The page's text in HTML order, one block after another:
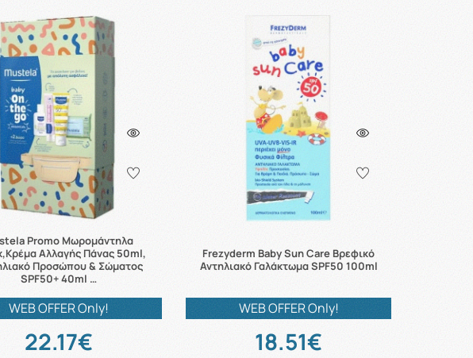
Promo Μωρομάντηλα
Αλλαγής Πάνας 50ml,
Προσώπου & Σώματος
SPF50+ 40ml …
WEB OFFER Only!
22.17€
Frezyderm Baby Sun Care Βρεφικό
Αντηλιακό Γαλάκτωμα SPF50 100ml
WEB OFFER Only!
18.51€